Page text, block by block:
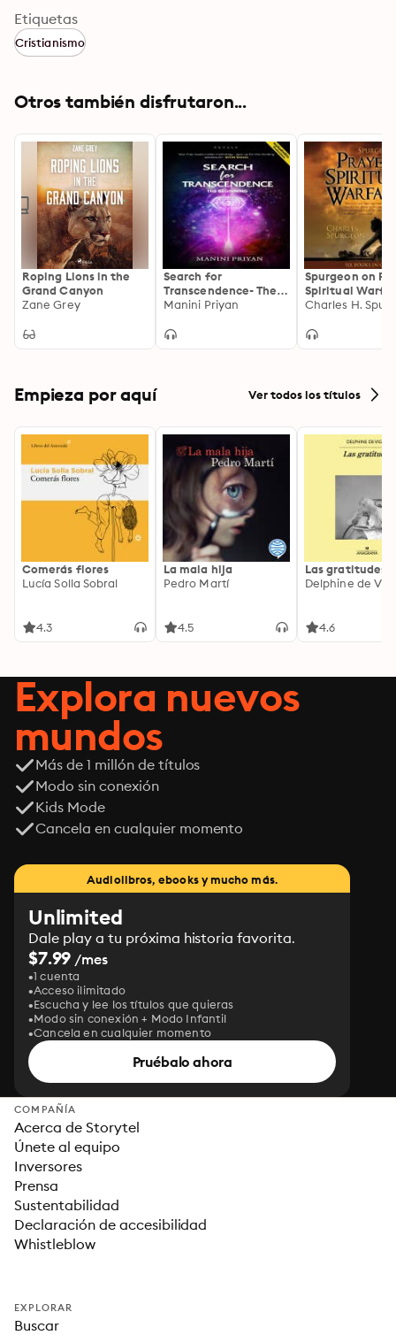
Etiquetas
Cristianismo
Otros también disfrutaron...
Roping Lions in the
Grand Canyon
Zane Grey
Search for
Transcendence- The
Beginning
Manini Priyan
Spurgeon on
Spiritual
Charles H.
Empieza por aquí Ver todos los títulos
Comerás flores
Lucía Solla Sobral
4.3
La mala hija
Pedro Martí
4.5
Las gratitudes
Delphine de
4.6
Explora nuevos
mundos
Más de 1 millón de títulos
Modo sin conexión
Kids Mode
Cancela en cualquier momento
Audiolibros, ebooks y mucho más.
Unlimited
Dale play a tu próxima historia favorita.
$7.99 /mes
1 cuenta
Acceso ilimitado
Escucha y lee los títulos que quieras
Modo sin conexión + Modo Infantil
Cancela en cualquier momento
Pruébalo ahora
COMPAÑÍA
Acerca de Storytel
Únete al equipo
Inversores
Prensa
Sustentabilidad
Declaración de accesibilidad
Whistleblow
EXPLORAR
Buscar